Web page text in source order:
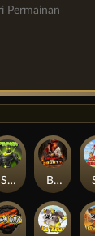
Spinman BULLETS AND BOUNTY